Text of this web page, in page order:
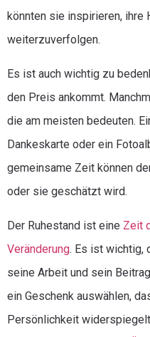
könnten sie inspirieren, ihre
weiterzuverfolgen.
Es ist auch wichtig zu
den Preis ankommt.
die am meisten bedeuten.
Dankeskarte oder ein
gemeinsame Zeit können
oder sie geschätzt wird.
Der Ruhestand ist eine Zeit
Veränderung. Es ist wichtig,
seine Arbeit und sein
ein Geschenk auswählen,
Persönlichkeit